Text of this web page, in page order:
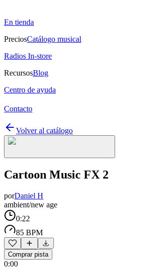
En tienda
PreciosCatálogo musical
Radios In-store
RecursosBlog
Centro de ayuda
Contacto
Volver al catálogo
Cartoon Music FX 2
porDaniel H
ambient/new age
0:22
85 BPM
Comprar pista
0:00